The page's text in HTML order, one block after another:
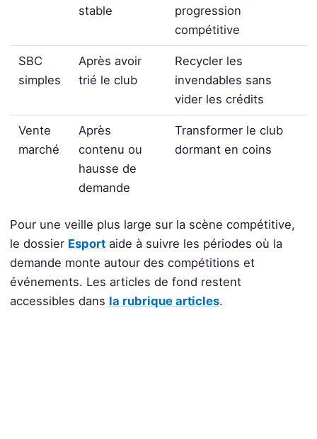
stable
progression
compétitive
SBC
simples
Après avoir
trié le club
Recycler les
invendables sans
vider les crédits
Vente
marché
Après
contenu ou
hausse de
demande
Transformer le club
dormant en coins
Pour une veille plus large sur la scène compétitive,
le dossier Esportaide à suivre les périodes où la
demande monte autour des compétitions et
événements. Les articles de fond restent
accessibles dans la rubrique articles.